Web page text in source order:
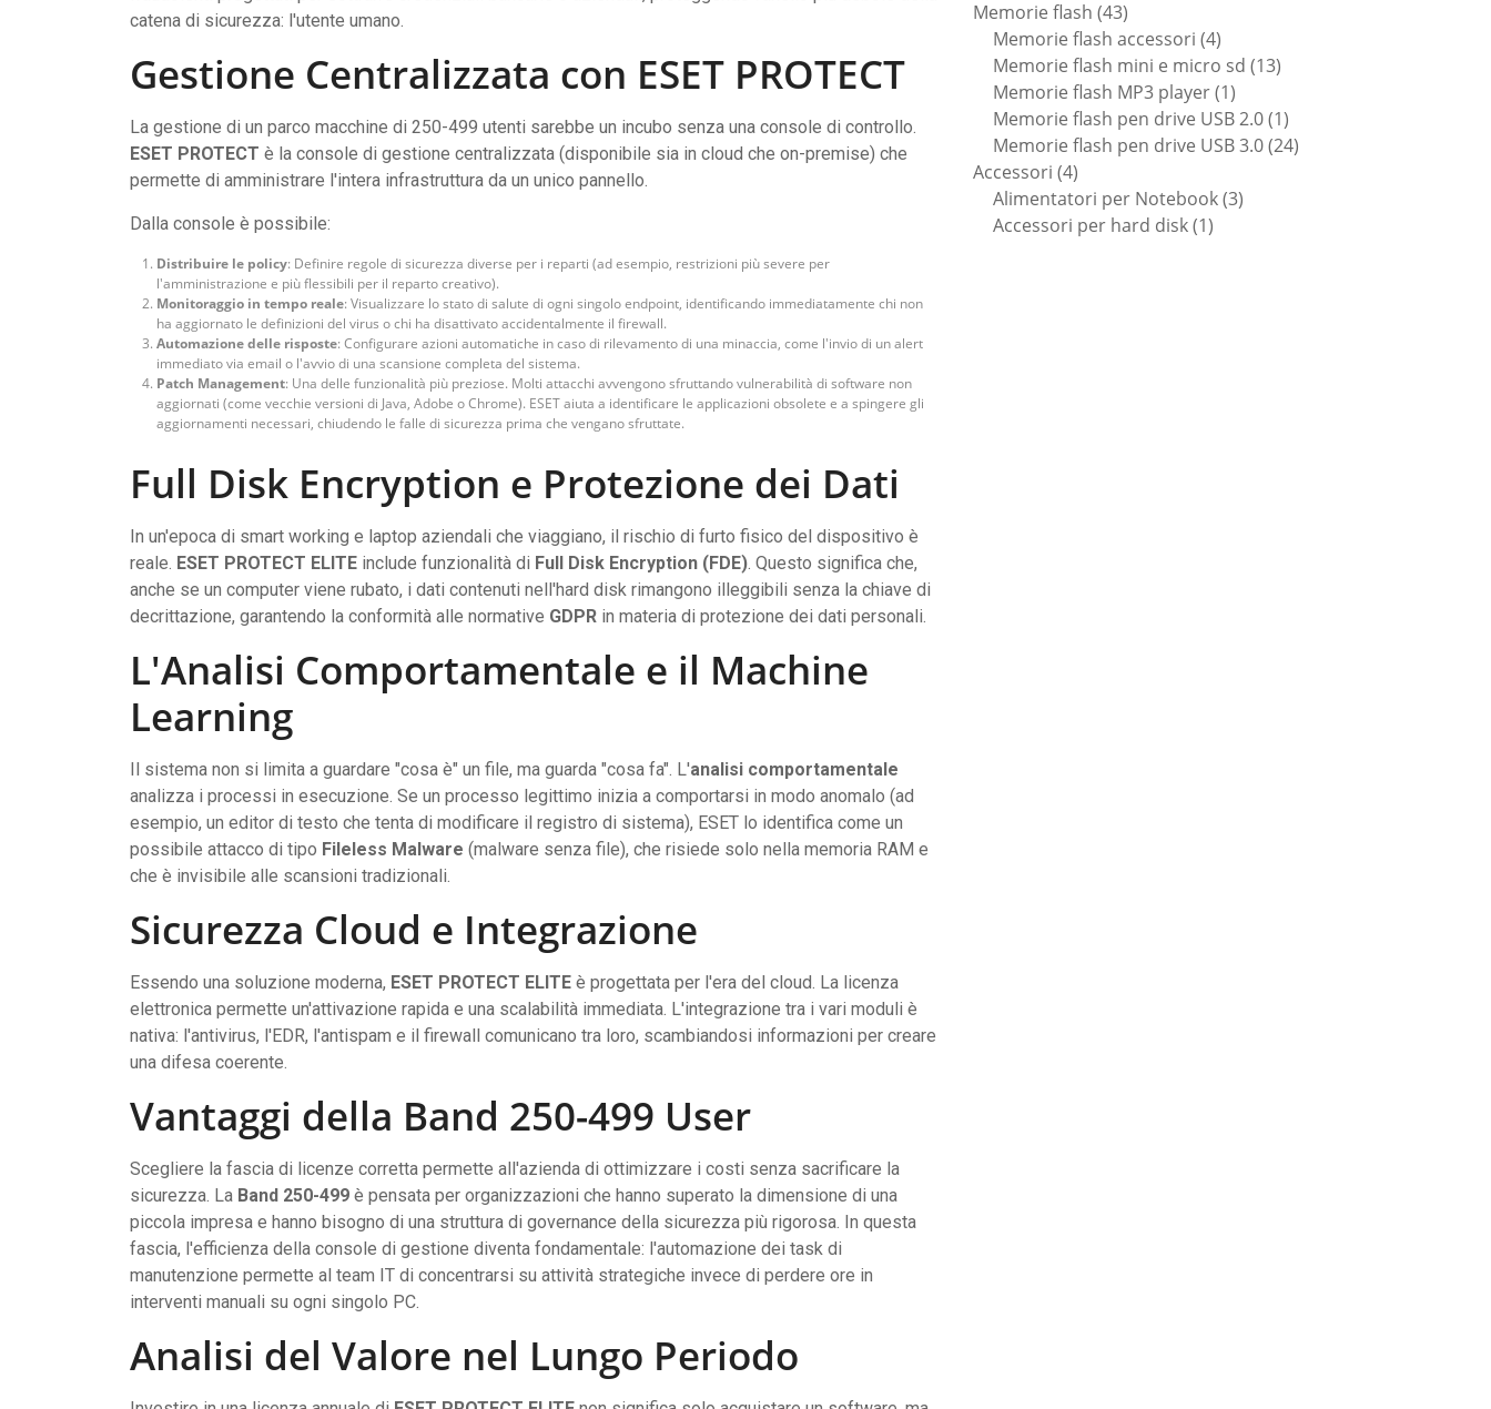
catena di sicurezza: l'utente umano.
Gestione Centralizzata con ESET PROTECT
La gestione di un parco macchine di 250-499 utenti sarebbe un incubo senza una console di controllo.
ESET PROTECT è la console di gestione centralizzata (disponibile sia in cloud che on-premise) che
permette di amministrare l'intera infrastruttura da un unico pannello.
Dalla console è possibile:
Distribuire le policy: Definire regole di sicurezza diverse per i reparti (ad esempio, restrizioni più severe per
l'amministrazione e più flessibili per il reparto creativo).
Monitoraggio in tempo reale: Visualizzare lo stato di salute di ogni singolo endpoint, identificando immediatamente chi non
ha aggiornato le definizioni del virus o chi ha disattivato accidentalmente il firewall.
Automazione delle risposte: Configurare azioni automatiche in caso di rilevamento di una minaccia, come l'invio di un alert
immediato via email o l'avvio di una scansione completa del sistema.
Patch Management: Una delle funzionalità più preziose. Molti attacchi avvengono sfruttando vulnerabilità di software non
aggiornati (come vecchie versioni di Java, Adobe o Chrome). ESET aiuta a identificare le applicazioni obsolete e a spingere gli
aggiornamenti necessari, chiudendo le falle di sicurezza prima che vengano sfruttate.
Full Disk Encryption e Protezione dei Dati
In un'epoca di smart working e laptop aziendali che viaggiano, il rischio di furto fisico del dispositivo è
reale. ESET PROTECT ELITE include funzionalità di Full Disk Encryption (FDE). Questo significa che,
anche se un computer viene rubato, i dati contenuti nell'hard disk rimangono illeggibili senza la chiave di
decrittazione, garantendo la conformità alle normative GDPR in materia di protezione dei dati personali.
L'Analisi Comportamentale e il Machine
Learning
Il sistema non si limita a guardare "cosa è" un file, ma guarda "cosa fa". L'analisi comportamentale
analizza i processi in esecuzione. Se un processo legittimo inizia a comportarsi in modo anomalo (ad
esempio, un editor di testo che tenta di modificare il registro di sistema), ESET lo identifica come un
possibile attacco di tipo Fileless Malware (malware senza file), che risiede solo nella memoria RAM e
che è invisibile alle scansioni tradizionali.
Sicurezza Cloud e Integrazione
Essendo una soluzione moderna, ESET PROTECT ELITE è progettata per l'era del cloud. La licenza
elettronica permette un'attivazione rapida e una scalabilità immediata. L'integrazione tra i vari moduli è
nativa: l'antivirus, l'EDR, l'antispam e il firewall comunicano tra loro, scambiandosi informazioni per creare
una difesa coerente.
Vantaggi della Band 250-499 User
Scegliere la fascia di licenze corretta permette all'azienda di ottimizzare i costi senza sacrificare la
sicurezza. La Band 250-499 è pensata per organizzazioni che hanno superato la dimensione di una
piccola impresa e hanno bisogno di una struttura di governance della sicurezza più rigorosa. In questa
fascia, l'efficienza della console di gestione diventa fondamentale: l'automazione dei task di
manutenzione permette al team IT di concentrarsi su attività strategiche invece di perdere ore in
interventi manuali su ogni singolo PC.
Analisi del Valore nel Lungo Periodo
Memorie flash 4343
prodotti
Memorie flash accessori 44
prodotti
Memorie flash mini e micro sd 1313
Memorie flash MP3 player 11
prodotto
Memorie flash pen drive USB 2.0 11
prodotto
Memorie flash pen drive USB 3.0 2424
Accessori 44
prodotti
Alimentatori per Notebook 33
Accessori per hard disk 11